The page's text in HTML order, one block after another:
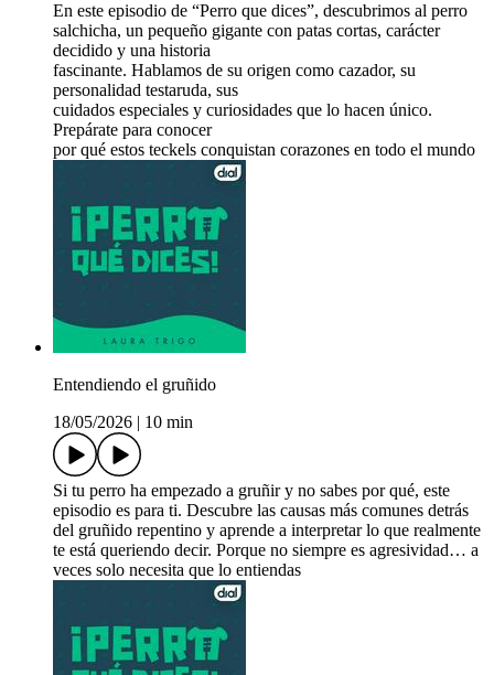
En este episodio de “Perro que dices”, descubrimos al perro
salchicha, un pequeño gigante con patas cortas, carácter
decidido y una historia
fascinante. Hablamos de su origen como cazador, su
personalidad testaruda, sus
cuidados especiales y curiosidades que lo hacen único.
Prepárate para conocer
por qué estos teckels conquistan corazones en todo el mundo
Entendiendo el gruñido
18/05/2026
10 min
Si tu perro ha empezado a gruñir y no sabes por qué, este
episodio es para ti. Descubre las causas más comunes detrás
del gruñido repentino y aprende a interpretar lo que realmente
te está queriendo decir. Porque no siempre es agresividad… a
veces solo necesita que lo entiendas